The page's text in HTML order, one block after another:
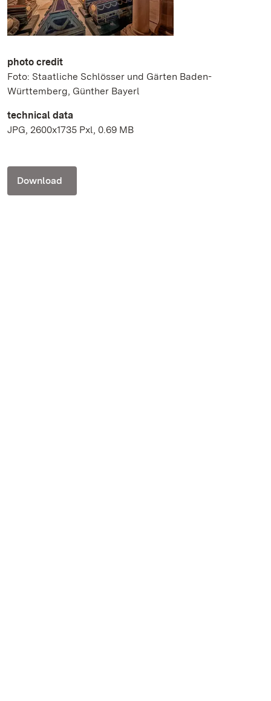
photo credit
Foto: Staatliche Schlösser und Gärten Baden-
Württemberg, Günther Bayerl
technical data
JPG, 2600x1735 Pxl, 0.69 MB
Download